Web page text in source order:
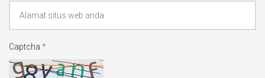
Captcha *